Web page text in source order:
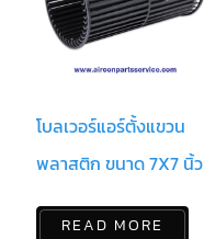
โบลเวอร์แอร์ตั้งแขวน
พลาสติก ขนาด 7X7 นิ้ว
READ MORE